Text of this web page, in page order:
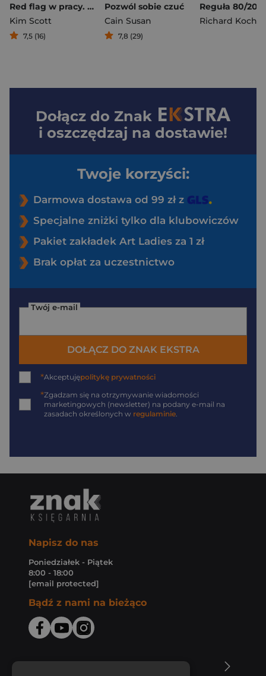
Red flag w pracy. Jak skutecznie walczyć z uprzedzeniami, stereotypami, dyskryminacją czy mobbingiem
Kim Scott
7,5 (16)
Pozwól sobie czuć
Cain Susan
7,8 (29)
Richard Koch
Dołącz do Znak
i oszczędzaj na dostawie!
Twoje korzyści:
Darmowa dostawa od 99 zł z
Specjalne zniżki tylko dla klubowiczów
Pakiet zakładek Art Ladies za 1 zł
Brak opłat za uczestnictwo
Twój e-mail
DOŁĄCZ DO ZNAK EKSTRA
*Akceptujępolitykę prywatności
*Zgadzam się na otrzymywanie wiadomości
marketingowych (newsletter) na podany e-mail na
zasadach określonych w regulaminie
Napisz do nas
Poniedziałek - Piątek
8:00 - 18:00
[email protected]
Bądź z nami na bieżąco